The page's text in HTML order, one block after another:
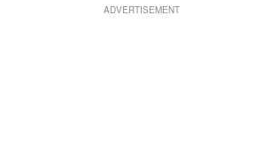
ADVERTISEMENT